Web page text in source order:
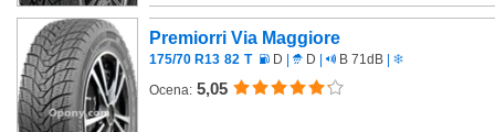
Premiorri Via Maggiore
175/70 R13 82 T D D B 71dB
Ocena: 5,05